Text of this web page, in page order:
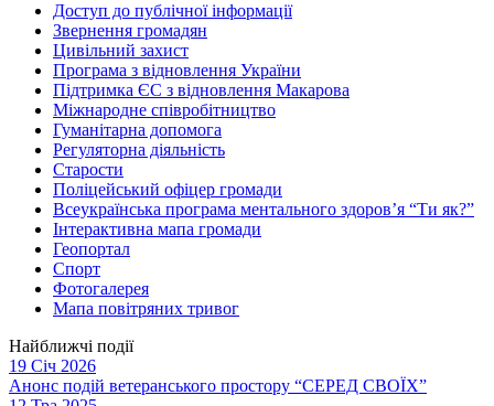
Доступ до публічної інформації
Звернення громадян
Цивільний захист
Програма з відновлення України
Підтримка ЄС з відновлення Макарова
Міжнародне співробітництво
Гуманітарна допомога
Регуляторна діяльність
Старости
Поліцейський офіцер громади
Всеукраїнська програма ментального здоров’я “Ти як?”
Інтерактивна мапа громади
Геопортал
Спорт
Фотогалерея
Мапа повітряних тривог
Найближчі події
19 Січ 2026
Анонс подій ветеранського простору “СЕРЕД СВОЇХ”